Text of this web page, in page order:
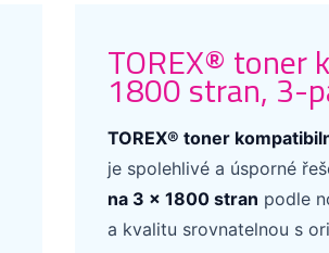
TOREX® toner
1800 stran, 3-
TOREX® toner
je spolehlivé a úsporné
na 3 × 1800 stran podle
a kvalitu srovnatelnou s